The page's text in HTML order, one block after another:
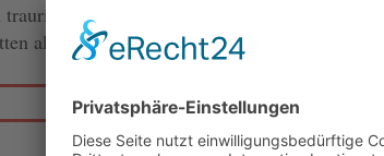
traurig, dass Prostituierte ein Schimpfwort ist.
als eine Prostituierte.“